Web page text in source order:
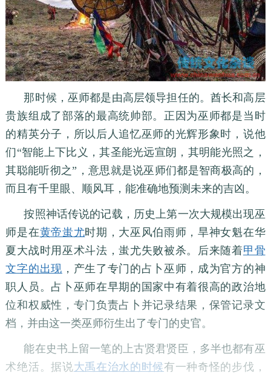
那时候，巫师都是由高层领导担任的。酋长和高层
贵族组成了部落的最高统帅部。正因为巫师都是当时
的精英分子，所以后人追忆巫师的光辉形象时，说他
们“智能上下比义，其圣能光远宣朗，其明能光照之，
其聪能听彻之”，意思就是说巫师们都是智商极高的，
而且有千里眼、顺风耳，能准确地预测未来的吉凶。
按照神话传说的记载，历史上第一次大规模出现巫
师是在黄帝蚩尤时期，大巫风伯雨师，旱神女魁在华
夏大战时用巫术斗法，蚩尤失败被杀。后来随着甲骨
文字的出现 ，产生了专门的占卜巫师，成为官方的神
职人员。占卜巫师在早期的国家中有着很高的政治地
位和权威性，专门负责占卜并记录结果，保管记录文
档，并由这一类巫师衍生出了专门的史官。
能在史书上留一笔的上古贤君贤臣，多半也都有巫
术绝活。据说大禹在治水的时候有一种奇怪的步伐，